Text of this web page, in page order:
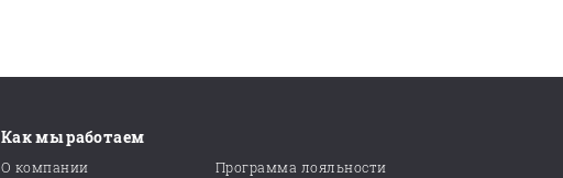
Как мы работаем
О компании
Программа лояльности